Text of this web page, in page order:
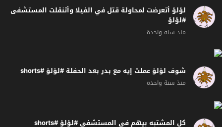
لؤلؤ أتعرضت لمحاولة قتل في الفيلا وأتنقلت المستشفى
#لؤلؤ
منذ سنة واحدة
شوف لؤلؤ عملت إيه مع بدر بعد الحفلة #لؤلؤ #shorts
منذ سنة واحدة
كل المشتبه بيهم في المستشفى #لؤلؤ #shorts